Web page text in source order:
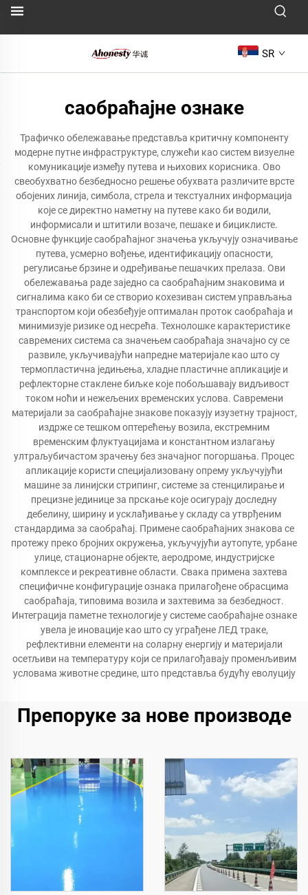
SR
саобраћајне ознаке
Трафичко обележавање представља критичну компоненту
модерне путне инфраструктуре, служећи као систем визуелне
комуникације између путева и њихових корисника. Ово
свеобухватно безбедносно решење обухвата различите врсте
обојених линија, симбола, стрела и текстуалних информација
које се директно наметну на путеве како би водили,
информисали и штитили возаче, пешаке и бициклисте.
Основне функције саобраћајног значења укључују означивање
путева, усмерно вођење, идентификацију опасности,
регулисање брзине и одређивање пешачких прелаза. Ови
обележавања раде заједно са саобраћајним знаковима и
сигналима како би се створио кохезиван систем управљања
транспортом који обезбеђује оптималан проток саобраћаја и
минимизује ризике од несрећа. Технолошке карактеристике
савремених система са значењем саобраћаја значајно су се
развиле, укључивајући напредне материјале као што су
термопластична једињења, хладне пластичне апликације и
рефлекторне стаклене биљке које побољшавају видљивост
током ноћи и нежељених временских услова. Савремени
материјали за саобраћајне знакове показују изузетну трајност,
издрже се тешком оптерећењу возила, екстремним
временским флуктуацијама и константном излагању
ултраљубичастом зрачењу без значајног погоршања. Процес
апликације користи специјализовану опрему укључујући
машине за линијски стрипинг, системе за стенцилирање и
прецизне јединице за прскање које осигурају доследну
дебелину, ширину и усклађивање у складу са утврђеним
стандардима за саобраћај. Примене саобраћајних знакова се
протежу преко бројних окружења, укључујући аутопуте, урбане
улице, стационарне објекте, аеродроме, индустријске
комплексе и рекреативне области. Свака примена захтева
специфичне конфигурације ознака прилагођене обрасцима
саобраћаја, типовима возила и захтевима за безбедност.
Интеграција паметне технологије у системе саобраћајне ознаке
увела је иновације као што су уграђене ЛЕД траке,
рефлективни елементи на соларну енергију и материјали
осетљиви на температуру који се прилагођавају променљивим
условама животне средине, што представља будућу еволуцију
Препоруке за нове производе